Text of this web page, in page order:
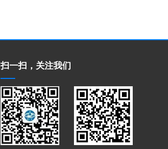
扫一扫，关注我们